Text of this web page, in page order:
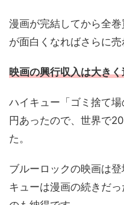
漫画が完結してから全
が面白くなればさらに売
映画の興行収入は大き
ハイキュー「ゴミ捨て
円あったので、世界で
た。
ブルーロックの映画は
キューは漫画の続きだ